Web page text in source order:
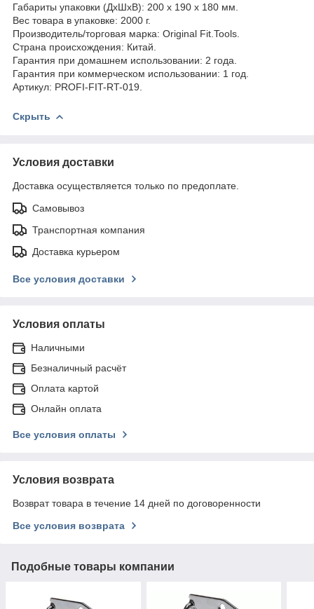
Габариты упаковки (ДхШхВ): 200 x 190 x 180 мм.
Вес товара в упаковке: 2000 г.
Производитель/торговая марка: Original Fit.Tools.
Страна происхождения: Китай.
Гарантия при домашнем использовании: 2 года.
Гарантия при коммерческом использовании: 1 год.
Артикул: PROFI-FIT-RT-019.
Скрыть
Условия доставки
Доставка осуществляется только по предоплате.
Самовывоз
Транспортная компания
Доставка курьером
Все условия доставки
Условия оплаты
Наличными
Безналичный расчёт
Оплата картой
Онлайн оплата
Все условия оплаты
Условия возврата
Возврат товара в течение 14 дней по договоренности
Все условия возврата
Подобные товары компании